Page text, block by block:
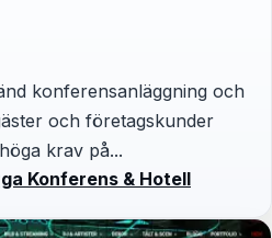
konferensanläggning och
och företagskunder
krav på...
Konferens & Hotell